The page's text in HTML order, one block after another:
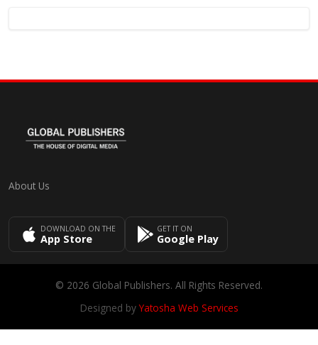
About Us
DOWNLOAD ON THE
App Store
GET IT ON
Google Play
© 2026 Global Publishers. All Rights Reserved.
Designed byYatosha Web Services